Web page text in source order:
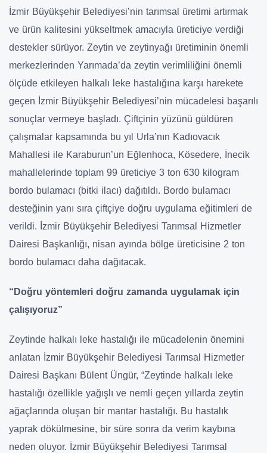
İzmir Büyükşehir Belediyesi’nin tarımsal üretimi artırmak
ve ürün kalitesini yükseltmek amacıyla üreticiye verdiği
destekler sürüyor. Zeytin ve zeytinyağı üretiminin önemli
merkezlerinden Yarımada’da zeytin verimliliğini önemli
ölçüde etkileyen halkalı leke hastalığına karşı harekete
geçen İzmir Büyükşehir Belediyesi’nin mücadelesi başarılı
sonuçlar vermeye başladı. Çiftçinin yüzünü güldüren
çalışmalar kapsamında bu yıl Urla’nın Kadıovacık
Mahallesi ile Karaburun’un Eğlenhoca, Kösedere, İnecik
mahallelerinde toplam 99 üreticiye 3 ton 630 kilogram
bordo bulamacı (bitki ilacı) dağıtıldı. Bordo bulamacı
desteğinin yanı sıra çiftçiye doğru uygulama eğitimleri de
verildi. İzmir Büyükşehir Belediyesi Tarımsal Hizmetler
Dairesi Başkanlığı, nisan ayında bölge üreticisine 2 ton
bordo bulamacı daha dağıtacak.
“Doğru yöntemleri doğru zamanda uygulamak için
çalışıyoruz”
Zeytinde halkalı leke hastalığı ile mücadelenin önemini
anlatan İzmir Büyükşehir Belediyesi Tarımsal Hizmetler
Dairesi Başkanı Bülent Üngür, “Zeytinde halkalı leke
hastalığı özellikle yağışlı ve nemli geçen yıllarda zeytin
ağaçlarında oluşan bir mantar hastalığı. Bu hastalık
yaprak dökülmesine, bir süre sonra da verim kaybına
neden oluyor. İzmir Büyükşehir Belediyesi Tarımsal